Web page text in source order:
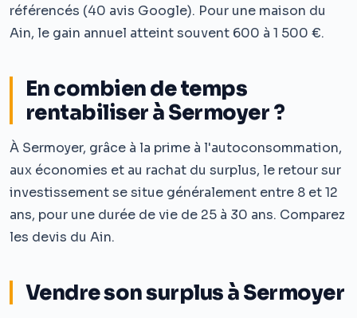
référencés (40 avis Google). Pour une maison du
Ain, le gain annuel atteint souvent 600 à 1 500 €.
En combien de temps
rentabiliser à Sermoyer ?
À Sermoyer, grâce à la prime à l'autoconsommation,
aux économies et au rachat du surplus, le retour sur
investissement se situe généralement entre 8 et 12
ans, pour une durée de vie de 25 à 30 ans. Comparez
les devis du Ain.
Vendre son surplus à Sermoyer